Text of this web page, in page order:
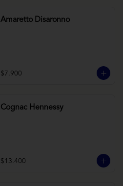
Amaretto Disaronno
$7.900
Cognac Hennessy
$13.400